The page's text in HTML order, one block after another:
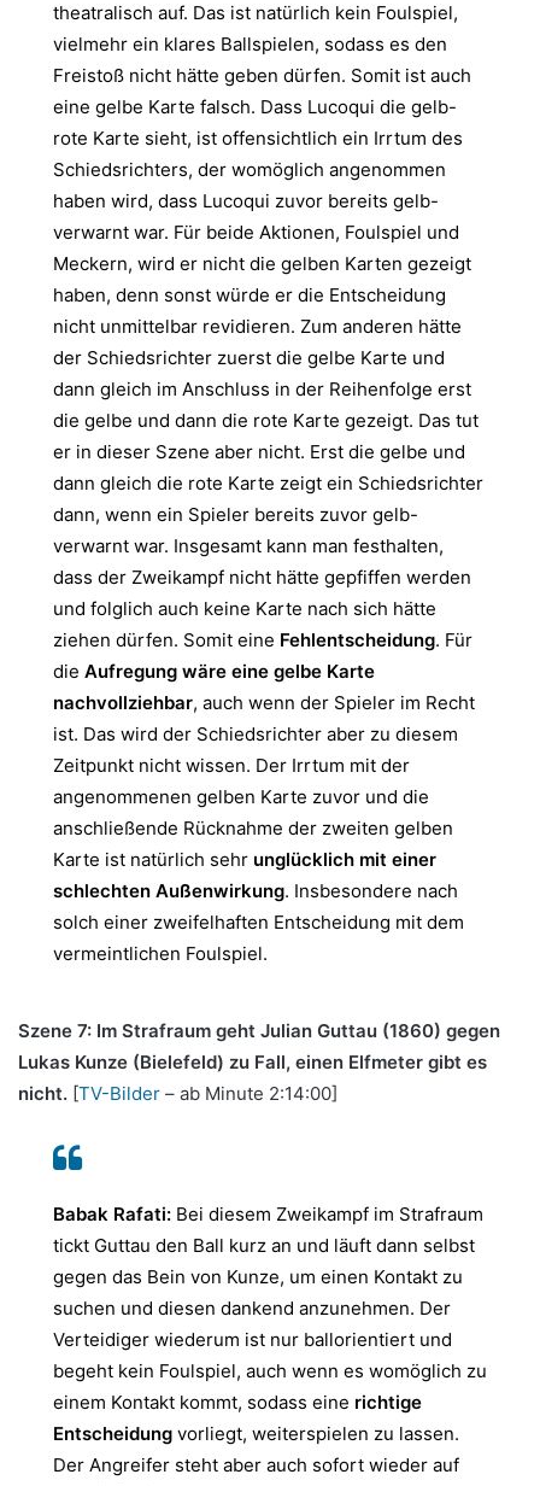
theatralisch auf. Das ist natürlich kein Foulspiel,
vielmehr ein klares Ballspielen, sodass es den
Freistoß nicht hätte geben dürfen. Somit ist auch
eine gelbe Karte falsch. Dass Lucoqui die gelb-
rote Karte sieht, ist offensichtlich ein Irrtum des
Schiedsrichters, der womöglich angenommen
haben wird, dass Lucoqui zuvor bereits gelb-
verwarnt war. Für beide Aktionen, Foulspiel und
Meckern, wird er nicht die gelben Karten gezeigt
haben, denn sonst würde er die Entscheidung
nicht unmittelbar revidieren. Zum anderen hätte
der Schiedsrichter zuerst die gelbe Karte und
dann gleich im Anschluss in der Reihenfolge erst
die gelbe und dann die rote Karte gezeigt. Das tut
er in dieser Szene aber nicht. Erst die gelbe und
dann gleich die rote Karte zeigt ein Schiedsrichter
dann, wenn ein Spieler bereits zuvor gelb-
verwarnt war. Insgesamt kann man festhalten,
dass der Zweikampf nicht hätte gepfiffen werden
und folglich auch keine Karte nach sich hätte
ziehen dürfen. Somit eine Fehlentscheidung. Für
die Aufregung wäre eine gelbe Karte
nachvollziehbar, auch wenn der Spieler im Recht
ist. Das wird der Schiedsrichter aber zu diesem
Zeitpunkt nicht wissen. Der Irrtum mit der
angenommenen gelben Karte zuvor und die
anschließende Rücknahme der zweiten gelben
Karte ist natürlich sehr unglücklich mit einer
schlechten Außenwirkung. Insbesondere nach
solch einer zweifelhaften Entscheidung mit dem
vermeintlichen Foulspiel.
Szene 7: Im Strafraum geht Julian Guttau (1860) gegen
Lukas Kunze (Bielefeld) zu Fall, einen Elfmeter gibt es
nicht. [TV-Bilder – ab Minute 2:14:00]
Babak Rafati: Bei diesem Zweikampf im Strafraum
tickt Guttau den Ball kurz an und läuft dann selbst
gegen das Bein von Kunze, um einen Kontakt zu
suchen und diesen dankend anzunehmen. Der
Verteidiger wiederum ist nur ballorientiert und
begeht kein Foulspiel, auch wenn es womöglich zu
einem Kontakt kommt, sodass eine richtige
Entscheidung vorliegt, weiterspielen zu lassen.
Der Angreifer steht aber auch sofort wieder auf